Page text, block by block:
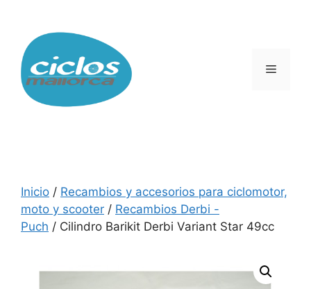
contenido
Menú
Inicio / Recambios y accesorios para ciclomotor,
moto y scooter / Recambios Derbi -
Puch / Cilindro Barikit Derbi Variant Star 49cc